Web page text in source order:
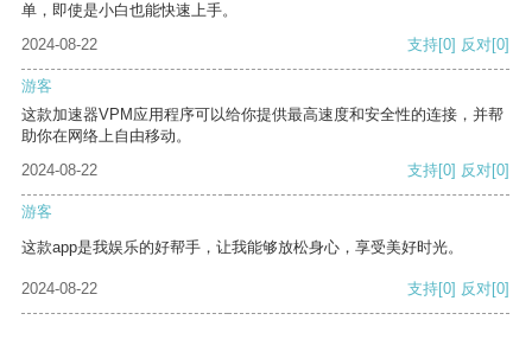
单，即使是小白也能快速上手。
2024-08-22
支持[0] 反对[0]
游客
这款加速器VPM应用程序可以给你提供最高速度和安全性的连接，并帮
助你在网络上自由移动。
2024-08-22
支持[0] 反对[0]
游客
这款app是我娱乐的好帮手，让我能够放松身心，享受美好时光。
2024-08-22 支持[0] 反对[0]